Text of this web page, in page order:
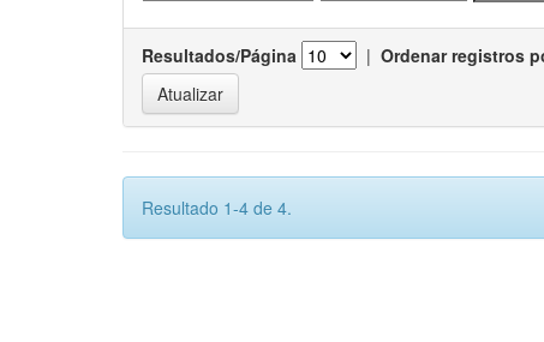
Resultados/Página | Ordenar registros
Resultado 1-4 de 4.